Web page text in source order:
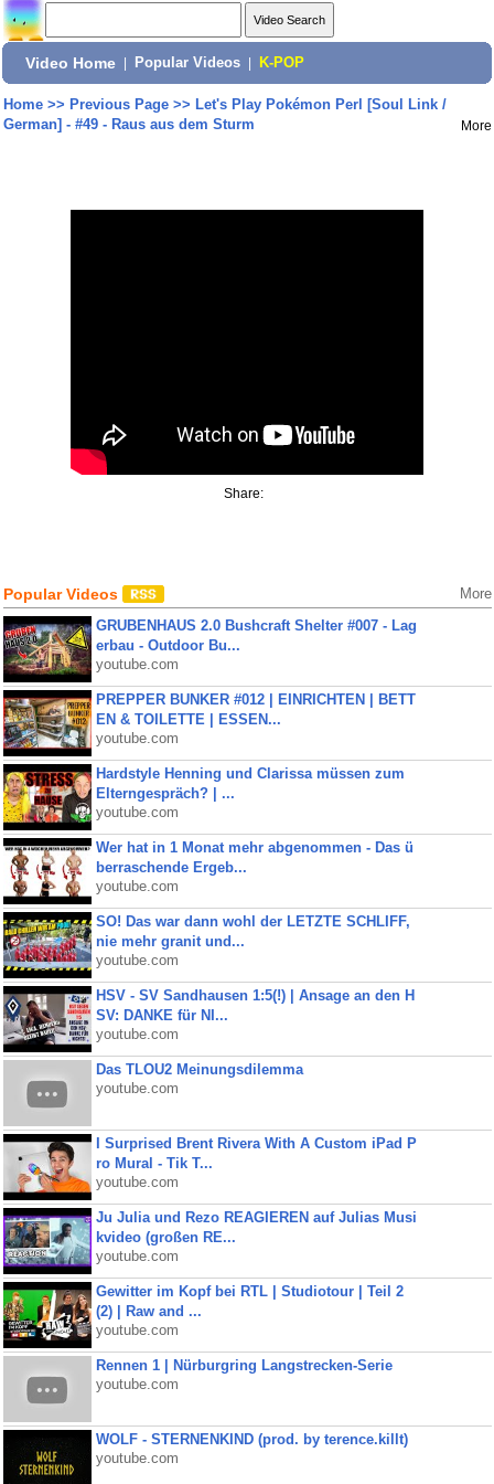
Video Home Popular Videos K-POP
Home>> Previous Page>> Let's Play Pokémon Perl [Soul Link /
German] - #49 - Raus aus dem Sturm
More
Share:
Popular Videos More
GRUBENHAUS 2.0 Bushcraft Shelter #007 - Lag
erbau - Outdoor Bu...
youtube.com
PREPPER BUNKER #012 | EINRICHTEN | BETT
EN & TOILETTE | ESSEN...
youtube.com
Hardstyle Henning und Clarissa müssen zum
Elterngespräch? | ...
youtube.com
Wer hat in 1 Monat mehr abgenommen - Das ü
berraschende Ergeb...
youtube.com
SO! Das war dann wohl der LETZTE SCHLIFF,
nie mehr granit und...
youtube.com
HSV - SV Sandhausen 1:5(!) | Ansage an den H
SV: DANKE für NI...
youtube.com
Das TLOU2 Meinungsdilemma
youtube.com
I Surprised Brent Rivera With A Custom iPad P
ro Mural - Tik T...
youtube.com
Ju Julia und Rezo REAGIEREN auf Julias Musi
kvideo (großen RE...
youtube.com
Gewitter im Kopf bei RTL | Studiotour | Teil 2
(2) | Raw and ...
youtube.com
Rennen 1 | Nürburgring Langstrecken-Serie
youtube.com
WOLF - STERNENKIND (prod. by terence.killt)
youtube.com